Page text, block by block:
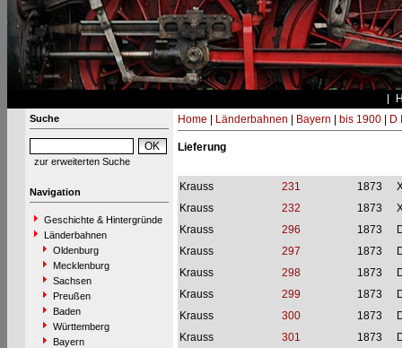
Suche
zur erweiterten Suche
Navigation
Geschichte & Hintergründe
Länderbahnen
Oldenburg
Mecklenburg
Sachsen
Preußen
Baden
Württemberg
Bayern
Home Länderbahnen Bayern bis 1900| D
Lieferung
Krauss 231 1873
Krauss
232 1873
Krauss
296 1873
Krauss
297 1873
Krauss
298 1873
Krauss
299 1873
Krauss
300 1873
Krauss
301 1873